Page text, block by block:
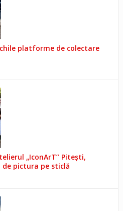
platforme de colectare
„IconArT” Pitești,
pictura pe sticlă